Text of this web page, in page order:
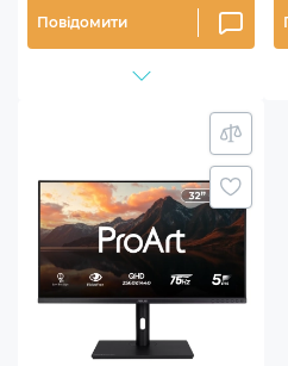
Повідомити